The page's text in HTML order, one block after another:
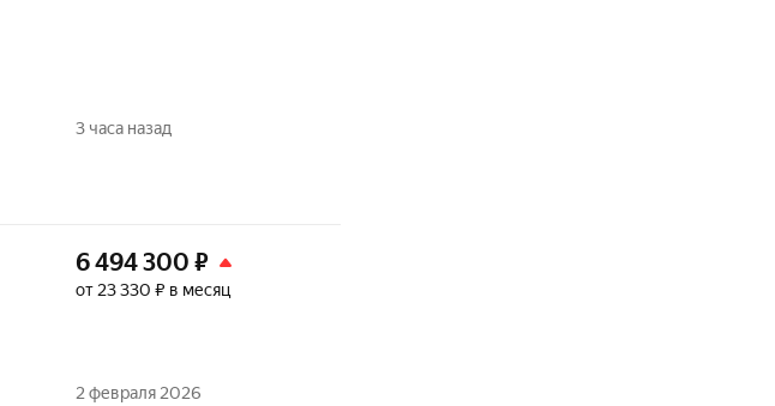
3 часа назад
6 494 300 ₽
от 23 330 ₽ в месяц
2 февраля 2026